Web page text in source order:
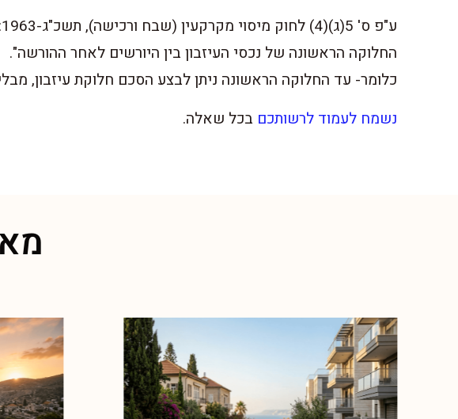
החלוקה הראשונה של נכסי העיזבון בין היורשים לאחר ההורשה".
כלומר- עד החלוקה הראשונה ניתן לבצע הסכם חלוקת עיזבון,
נשמח לעמוד לרשותכם בכל שאלה.